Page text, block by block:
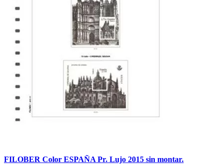
FILOBER Color ESPAÑA Pr. Lujo 2015 sin montar.